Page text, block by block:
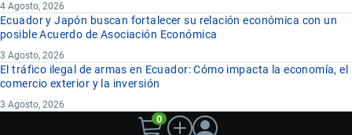
4 Agosto, 2026
Ecuador y Japón buscan fortalecer su relación económica con un
posible Acuerdo de Asociación Económica
3 Agosto, 2026
El tráfico ilegal de armas en Ecuador: Cómo impacta la economía, el
comercio exterior y la inversión
3 Agosto, 2026
0